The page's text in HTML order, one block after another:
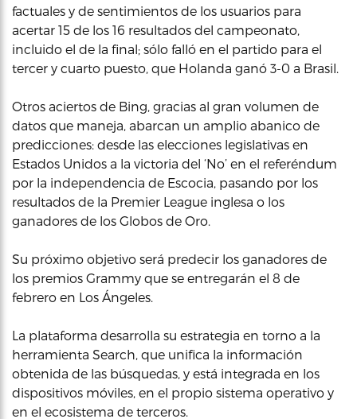
factuales y de sentimientos de los usuarios para
acertar 15 de los 16 resultados del campeonato,
incluido el de la final; sólo falló en el partido para el
tercer y cuarto puesto, que Holanda ganó 3-0 a Brasil.
Otros aciertos de Bing, gracias al gran volumen de
datos que maneja, abarcan un amplio abanico de
predicciones: desde las elecciones legislativas en
Estados Unidos a la victoria del ‘No’ en el referéndum
por la independencia de Escocia, pasando por los
resultados de la Premier League inglesa o los
ganadores de los Globos de Oro.
Su próximo objetivo será predecir los ganadores de
los premios Grammy que se entregarán el 8 de
febrero en Los Ángeles.
La plataforma desarrolla su estrategia en torno a la
herramienta Search, que unifica la información
obtenida de las búsquedas, y está integrada en los
dispositivos móviles, en el propio sistema operativo y
en el ecosistema de terceros.